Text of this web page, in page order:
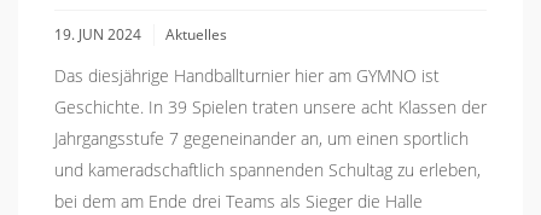
19. JUN 2024 Aktuelles
Das diesjährige Handballturnier hier am GYMNO ist
Geschichte. In 39 Spielen traten unsere acht Klassen der
Jahrgangsstufe 7 gegeneinander an, um einen sportlich
und kameradschaftlich spannenden Schultag zu erleben,
bei dem am Ende drei Teams als Sieger die Halle